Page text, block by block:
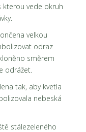
vede okruh
velkou
odraz
směrem
odrážet.
tak, aby kvetla
nebeská
stálezeleného